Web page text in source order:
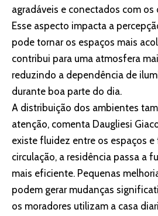
agradáveis e conectados com
Esse aspecto impacta a
pode tornar os espaços mais
contribui para uma atmosfera
reduzindo a dependência de
durante boa parte do dia.
A distribuição dos ambientes
atenção, comenta Daugliesi
existe fluidez entre os espaços
circulação, a residência passa a
mais eficiente. Pequenas
podem gerar mudanças
os moradores utilizam a casa